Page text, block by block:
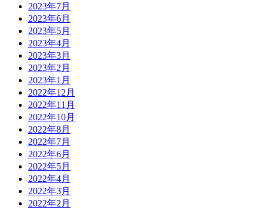
2023年7月
2023年6月
2023年5月
2023年4月
2023年3月
2023年2月
2023年1月
2022年12月
2022年11月
2022年10月
2022年8月
2022年7月
2022年6月
2022年5月
2022年4月
2022年3月
2022年2月